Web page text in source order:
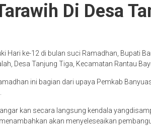
Di Desa
Hari ke-12 di bulan suci Ramadhan,
Desa Tanjung Tiga, Kecamatan Rantau
ini bagian dari upaya Pemkab
kan secara langsung kendala
akan menyeleseaikan